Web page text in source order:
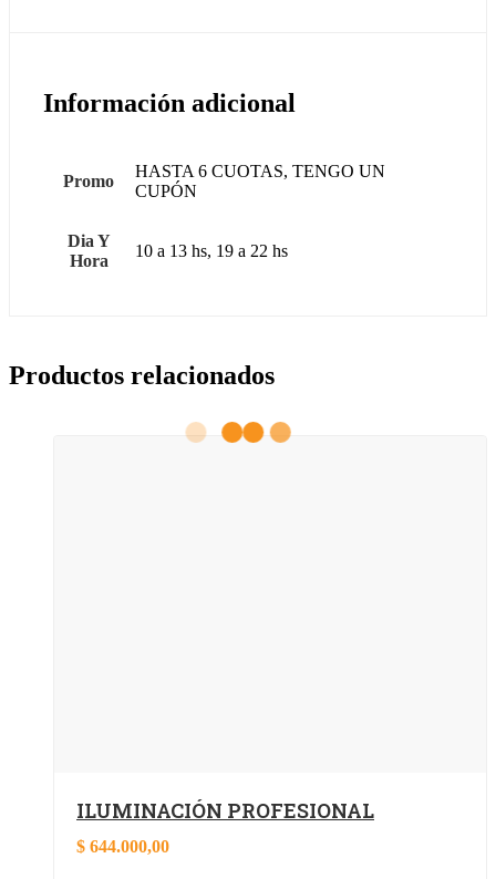
Información adicional
Promo
HASTA 6 CUOTAS, TENGO UN
CUPÓN
Dia Y
Hora
10 a 13 hs, 19 a 22 hs
Productos relacionados
ILUMINACIÓN PROFESIONAL
$ 644.000,00